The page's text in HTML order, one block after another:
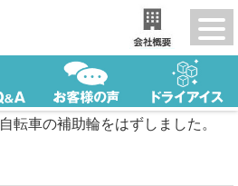
自転車の補助輪をはずしました。